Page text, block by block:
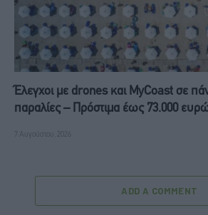
Έλεγχοι με drones και MyCoast σε
παραλίες – Πρόστιμα έως 73.000
7 Αυγούστου, 2026
ADD A COMMENT